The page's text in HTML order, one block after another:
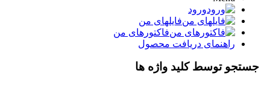
ورود
فایلهای من
فاکتورهای من
راهنمای دریافت محصول
جستجو توسط کلید واژه ها